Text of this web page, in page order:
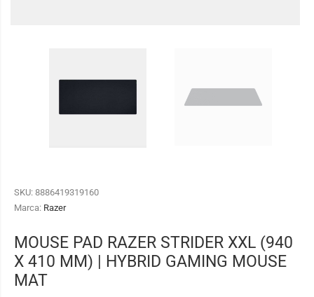
SKU: 8886419319160
Marca: Razer
MOUSE PAD RAZER STRIDER XXL (940
X 410 MM) | HYBRID GAMING MOUSE
MAT